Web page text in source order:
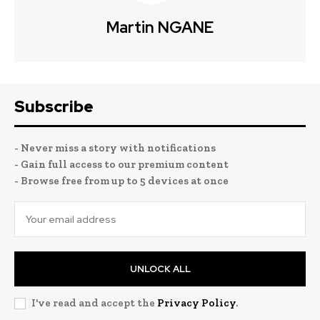
Martin NGANE
Subscribe
- Never miss a story with notifications
- Gain full access to our premium content
- Browse free from up to 5 devices at once
UNLOCK ALL
I've read and accept the Privacy Policy.